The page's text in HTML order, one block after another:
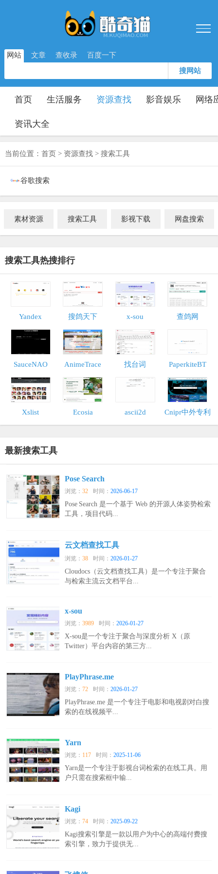
网站 文章 查收录 百度一下
搜网站
首页 生活服务 资源查找 影音娱乐 网络
资讯大全
当前位置： 首页 > 资源查找 > 搜索工具
谷歌搜索
素材资源 搜索工具 影视下载 网盘搜索
搜索工具热搜排行
Yandex 搜鸽天下 x-sou 查鸽网
SauceNAO AnimeTrace 找台词 PaperkiteBT
Xslist Ecosia ascii2d Cnipr中外专利
最新搜索工具
Pose Search
浏览：32 时间：2026-06-17
Pose Search 是一个基于 Web 的开源人体姿势检索
工具，项目代码...
云文档查找工具
浏览：38 时间：2026-01-27
Cloudocs（云文档查找工具）是一个专注于聚合
与检索主流云文档平台...
x-sou
浏览：3989 时间：2026-01-27
X-sou是一个专注于聚合与深度分析 X（原
Twitter）平台内容的第三方...
PlayPhrase.me
浏览：72 时间：2026-01-27
PlayPhrase.me 是一个专注于电影和电视剧对白搜
索的在线视频平...
Yarn
浏览： 117 时间：2025-11-06
Yarn是一个专注于影视台词检索的在线工具。用
户只需在搜索框中输...
Kagi
浏览：74 时间：2025-09-22
Kagi搜索引擎是一款以用户为中心的高端付费搜
索引擎，致力于提供无...